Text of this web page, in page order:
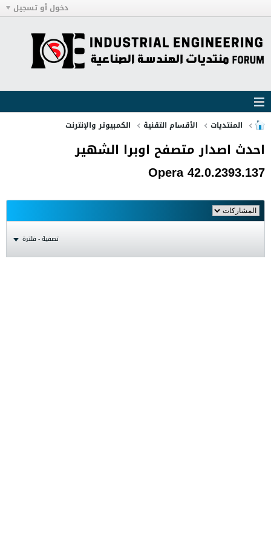
دخول أو تسجيل
المنتديات الأقسام التقنية الكمبيوتر والإنترنت
احدث اصدار متصفح اوبرا الشهير
Opera 42.0.2393.137
تصفية - فلترة